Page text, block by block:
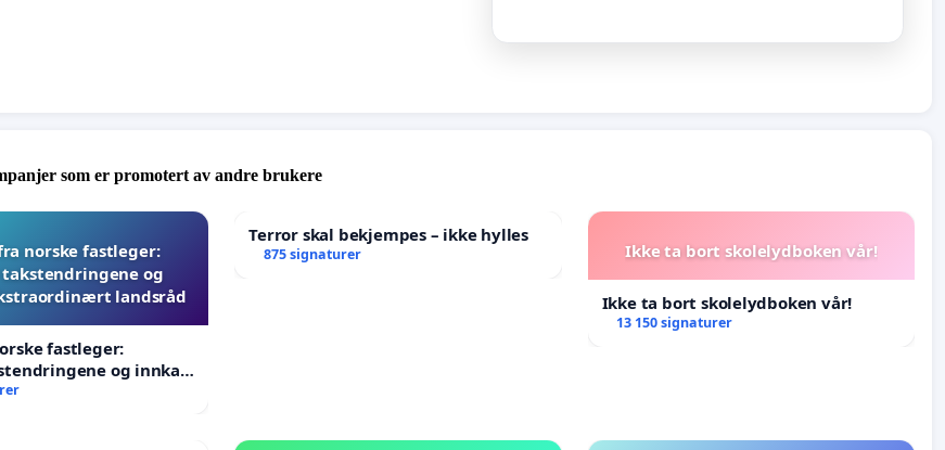
som er promotert av andre brukere
norske fastleger:
takstendringene og
landsråd
fastleger:
og innkall
landsråd
Terror skal bekjempes – ikke hylles
875 signaturer Ikke ta bort skolelydboken vår!
Ikke ta bort skolelydboken vår!
13 150 signaturer